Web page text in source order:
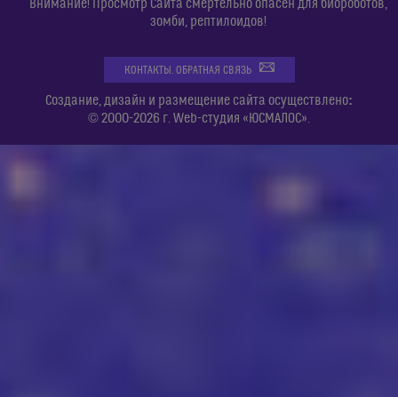
Внимание! Просмотр Сайта смертельно опасен для биороботов,
зомби, рептилоидов!
КОНТАКТЫ. ОБРАТНАЯ СВЯЗЬ
Создание, дизайн и размещение сайта осуществлено:
© 2000-2026 г. Web-студия «ЮСМАЛОС».